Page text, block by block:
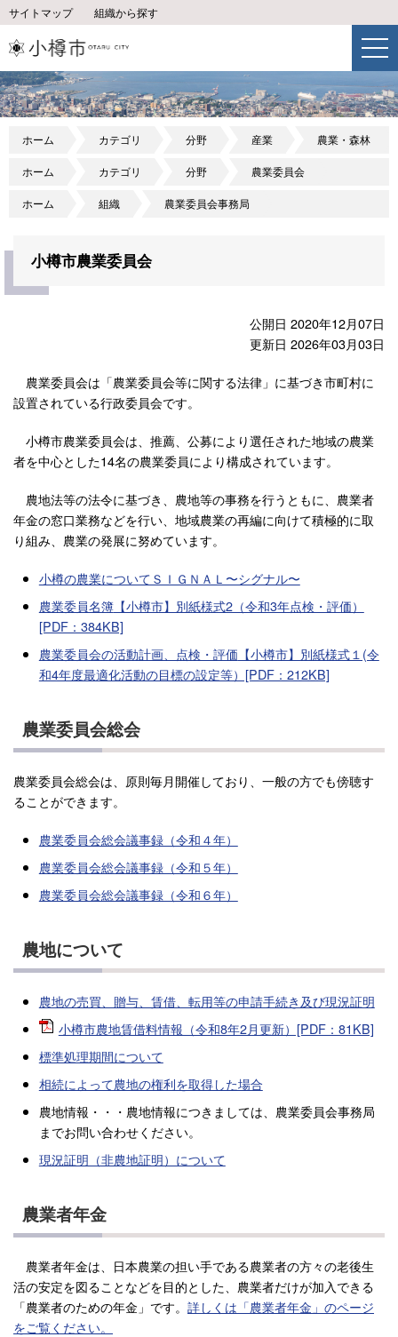
サイトマップ 組織から探す
ホーム カテゴリ 分野 産業 農業・森林
ホーム カテゴリ 分野 農業委員会
ホーム 組織 農業委員会事務局
小樽市農業委員会
公開日 2020年12月07日
更新日 2026年03月03日
農業委員会は「農業委員会等に関する法律」に基づき市町村に
設置されている行政委員会です。
小樽市農業委員会は、推薦、公募により選任された地域の農業
者を中心とした14名の農業委員により構成されています。
農地法等の法令に基づき、農地等の事務を行うともに、農業者
年金の窓口業務などを行い、地域農業の再編に向けて積極的に取
り組み、農業の発展に努めています。
小樽の農業についてＳＩＧＮＡＬ〜シグナル〜
農業委員名簿【小樽市】別紙様式2（令和3年点検・評価）
[PDF：384KB]
農業委員会の活動計画、点検・評価 【小樽市】別紙様式１(令
和4年度最適化活動の目標の設定等）[PDF：212KB]
農業委員会総会
農業委員会総会は、原則毎月開催しており、一般の方でも傍聴す
ることができます。
農業委員会総会議事録（令和４年）
農業委員会総会議事録（令和５年）
農業委員会総会議事録（令和６年）
農地について
農地の売買、贈与、賃借、転用等の申請手続き及び現況証明
小樽市農地賃借料情報（令和8年2月更新）[PDF：81KB]
標準処理期間について
相続によって農地の権利を取得した場合
農地情報・・・農地情報につきましては、農業委員会事務局
までお問い合わせください。
現況証明（非農地証明）について
農業者年金
農業者年金は、日本農業の担い手である農業者の方々の老後生
活の安定を図ることなどを目的とした、農業者だけが加入できる
「農業者のための年金」です。 詳しくは「農業者年金」のページ
をご覧ください。